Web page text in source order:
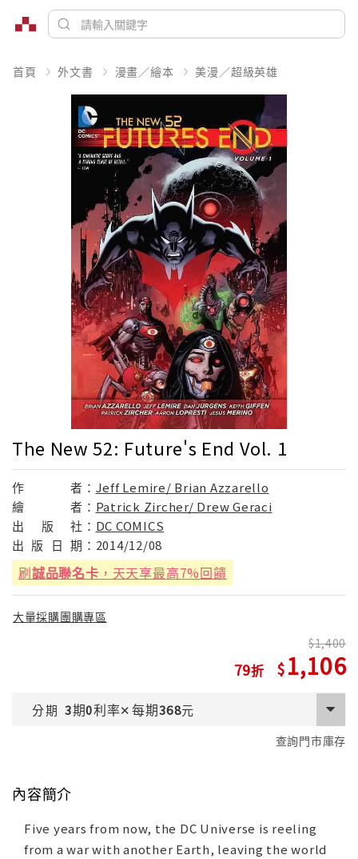
首頁 外文書 漫畫／繪本 美漫／超級英雄
The New 52: Future's End Vol. 1
作 者： Jeff Lemire/ Brian Azzarello
繪
者： Patrick Zircher/ Drew Geraci
出
版 社： DC COMICS
出 版 日 期： 2014/12/08
刷誠品聯名卡 ，天天享最高7%回饋
大量採購團購專區
79
1,400
1,106
分期 3期0利率✕每期368元
查詢門市庫存
內容簡介
Five years from now, the DC Universe is reeling
from a war with another Earth, leaving the world